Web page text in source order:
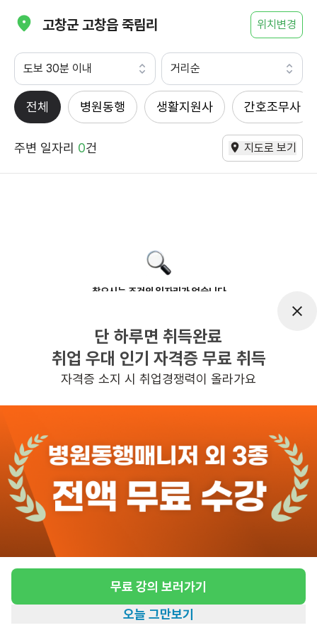
고창군 고창읍 죽림리 위치변경
도보 30분 이내 거리순
전체 병원동행 생활지원사 간호조무사
주변 일자리 0건 지도로 보기
찾으시는 조건의 일자리가 없습니다
반경 3KM 이내의 일자리 확인하기
단 하루면 취득완료
취업 우대 인기 자격증 무료 취득
자격증 소지 시 취업경쟁력이 올라가요
무료 강의 보러가기
오늘 그만보기